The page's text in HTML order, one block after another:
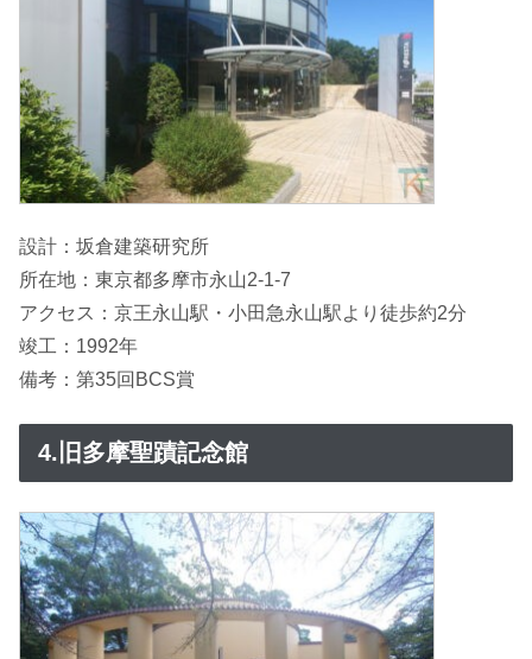
設計：坂倉建築研究所
所在地：東京都多摩市永山2-1-7
アクセス：京王永山駅・小田急永山駅より徒歩約2分
竣工：1992年
備考：第35回BCS賞
4.旧多摩聖蹟記念館